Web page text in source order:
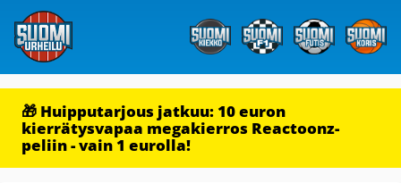
🎁 Huipputarjous jatkuu: 10 euron
kierrätysvapaa megakierros Reactoonz-
peliin - vain 1 eurolla!